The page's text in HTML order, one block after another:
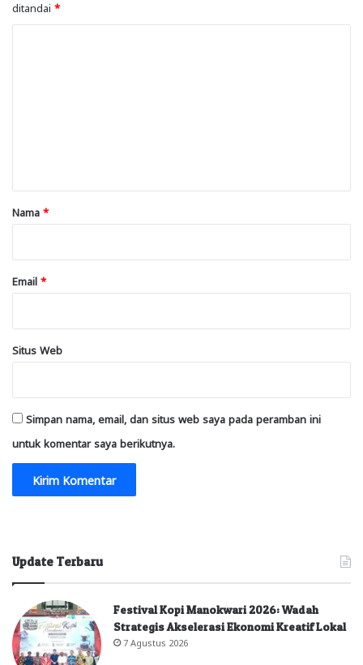
ditandai *
rNama *
Email *
Situs Web
Simpan nama, email, dan situs web saya pada peramban ini
untuk komentar saya berikutnya.
Update Terbaru
Festival Kopi Manokwari 2026: Wadah
Strategis Akselerasi Ekonomi Kreatif Lokal
7 Agustus 2026